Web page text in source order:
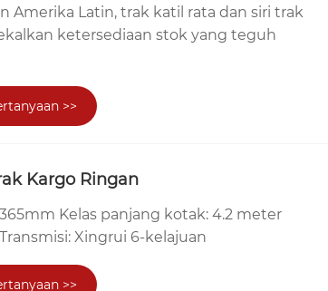
Amerika Latin, trak katil rata dan siri trak
ketersediaan stok yang teguh
>>
Kargo Ringan
Kelas panjang kotak: 4.2 meter
Xingrui 6-kelajuan
>>